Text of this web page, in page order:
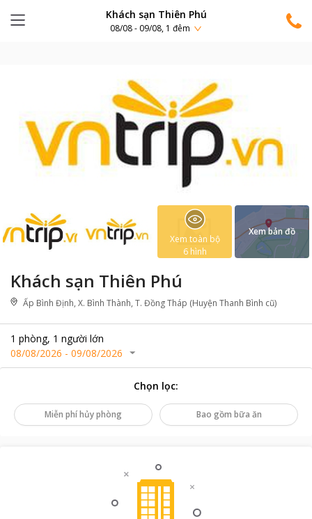
Khách sạn Thiên Phú
08/08 - 09/08, 1 đêm
Khách sạn Thiên Phú
Ấp Bình Định, X. Bình Thành, T. Đồng Tháp (Huyện Thanh Bình cũ)
1 phòng, 1 người lớn
08/08/2026 - 09/08/2026
Xem toàn bộ
6 hình
Xem bản đồ
Chọn lọc:
Miễn phí hủy phòng Bao gồm bữa ăn